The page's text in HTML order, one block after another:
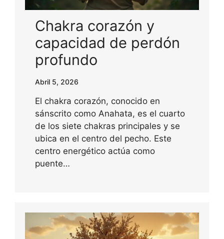
Chakra corazón y
capacidad de perdón
profundo
Abril 5, 2026
El chakra corazón, conocido en
sánscrito como Anahata, es el cuarto
de los siete chakras principales y se
ubica en el centro del pecho. Este
centro energético actúa como
puente…